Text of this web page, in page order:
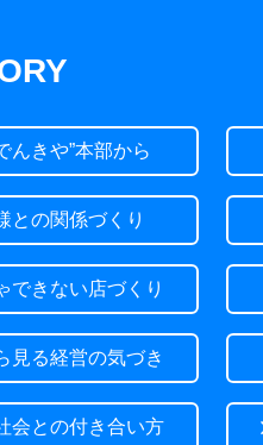
んきや”本部から
との関係づくり
できない店づくり
見る経営の気づき
会との付き合い方